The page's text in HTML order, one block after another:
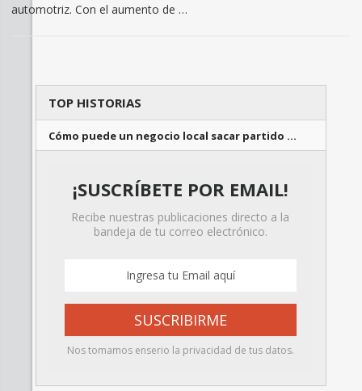
automotriz. Con el aumento de …
TOP HISTORIAS
Cómo puede un negocio local sacar partido …
¡SUSCRÍBETE POR EMAIL!
Recibe nuestras publicaciones directo a la
bandeja de tu correo electrónico.
Nos tomamos enserio la privacidad de tus datos.